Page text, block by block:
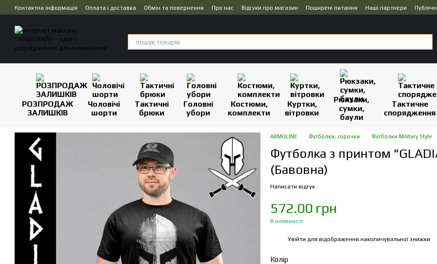
Перейти до основного контенту
Контактна інформація Оплата і доставка Обмін та повернення Про нас Відгуки про магазин Поширені питання Наші партнери
РОЗПРОДАЖ
ЗАЛИШКІВ
Чоловічі
шорти
Тактичні
брюки
Головні
убори
Костюми,
комплекти
Куртки,
вітровки
Рюкзаки,
сумки,
баули
Тактичне
спорядження
ARMOLINE Футболки, сорочки Футболки Military Style
Футболка з принтом
(Бавовна)
Написати відгук
572.00 грн
В наявності
Увійти для відображення накопичувальної знижки
Колір